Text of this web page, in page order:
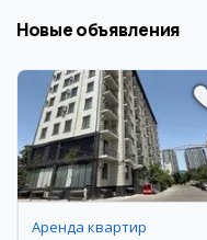
Новые объявления
Аренда квартир